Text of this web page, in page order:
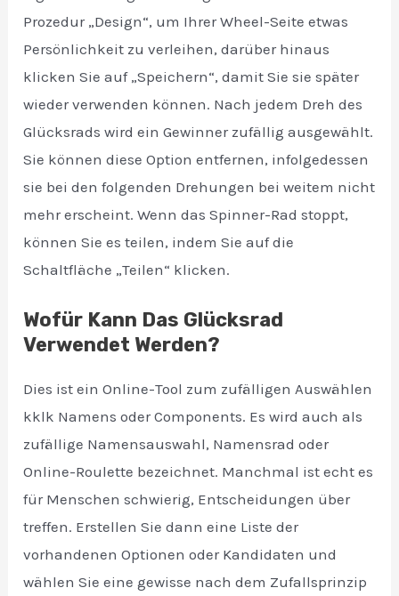
Prozedur „Design“, um Ihrer Wheel-Seite etwas
Persönlichkeit zu verleihen, darüber hinaus
klicken Sie auf „Speichern“, damit Sie sie später
wieder verwenden können. Nach jedem Dreh des
Glücksrads wird ein Gewinner zufällig ausgewählt.
Sie können diese Option entfernen, infolgedessen
sie bei den folgenden Drehungen bei weitem nicht
mehr erscheint. Wenn das Spinner-Rad stoppt,
können Sie es teilen, indem Sie auf die
Schaltfläche „Teilen“ klicken.
Wofür Kann Das Glücksrad
Verwendet Werden?
Dies ist ein Online-Tool zum zufälligen Auswählen
kklk Namens oder Components. Es wird auch als
zufällige Namensauswahl, Namensrad oder
Online-Roulette bezeichnet. Manchmal ist echt es
für Menschen schwierig, Entscheidungen über
treffen. Erstellen Sie dann eine Liste der
vorhandenen Optionen oder Kandidaten und
wählen Sie eine gewisse nach dem Zufallsprinzip